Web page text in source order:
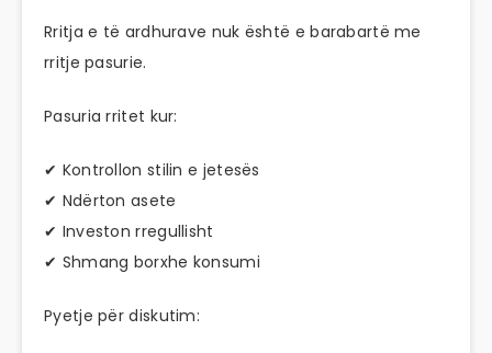
Rritja e të ardhurave nuk është e barabartë me
rritje pasurie.
Pasuria rritet kur:
✔ Kontrollon stilin e jetesës
✔ Ndërton asete
✔ Investon rregullisht
✔ Shmang borxhe konsumi
Pyetje për diskutim: